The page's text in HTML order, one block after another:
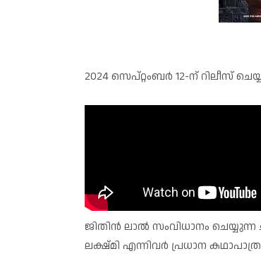
2024 സെപ്‌റ്റംബർ 12-ന് റിലീസ്
ജിതിൻ ലാൽ സംവിധാനം
ലക്ഷ്മി എന്നിവർ പ്രധാന